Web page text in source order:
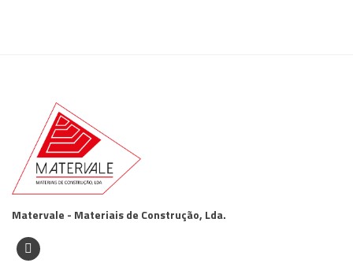
Matervale - Materiais de Construção, Lda.